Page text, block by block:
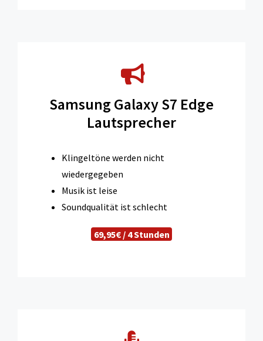
Samsung Galaxy S7 Edge
Lautsprecher
Klingeltöne werden nicht
wiedergegeben
Musik ist leise
Soundqualität ist schlecht
69,95€ / 4 Stunden